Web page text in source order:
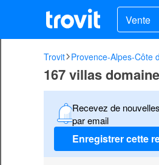
Vente
Trovit Provence-Alpes-Côte
167 villas
Recevez de
par email
Enregistrer cette